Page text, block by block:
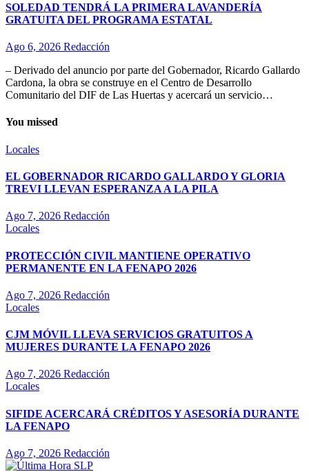
SOLEDAD TENDRÁ LA PRIMERA LAVANDERÍA
GRATUITA DEL PROGRAMA ESTATAL
Ago 6, 2026 Redacción
– Derivado del anuncio por parte del Gobernador, Ricardo Gallardo
Cardona, la obra se construye en el Centro de Desarrollo
Comunitario del DIF de Las Huertas y acercará un servicio…
You missed
Locales
EL GOBERNADOR RICARDO GALLARDO Y GLORIA
TREVI LLEVAN ESPERANZA A LA PILA
Ago 7, 2026 Redacción
Locales
PROTECCIÓN CIVIL MANTIENE OPERATIVO
PERMANENTE EN LA FENAPO 2026
Ago 7, 2026 Redacción
Locales
CJM MÓVIL LLEVA SERVICIOS GRATUITOS A
MUJERES DURANTE LA FENAPO 2026
Ago 7, 2026 Redacción
Locales
SIFIDE ACERCARÁ CRÉDITOS Y ASESORÍA DURANTE
LA FENAPO
Ago 7, 2026 Redacción